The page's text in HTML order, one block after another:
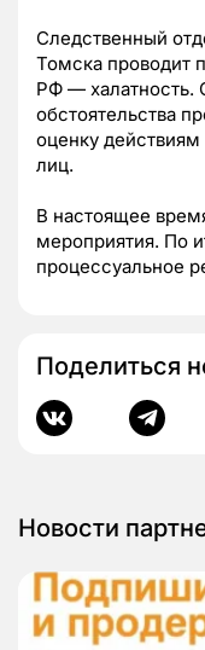
Следственный
Томска проводит
РФ — халатность.
обстоятельства
оценку
лиц.
В настоящее
мероприятия. По
процессуальное
Поделиться
Новости